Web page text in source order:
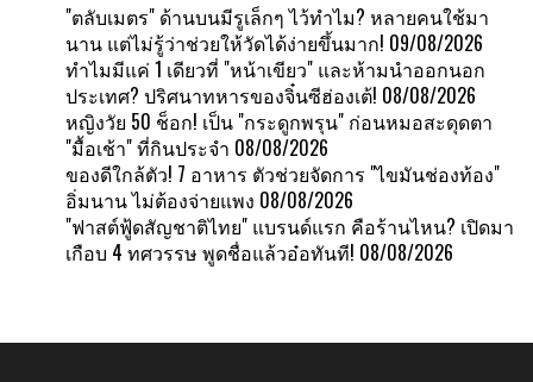
"ตลับเมตร" ด้านบนมีรูเล็กๆ ไว้ทำไม? หลายคนใช้มา
นาน แต่ไม่รู้ว่าช่วยให้วัดได้ง่ายขึ้นมาก! 09/08/2026
ทำไมมีแค่ 1 เดียวที่ "หน้าเขียว" และห้ามนำออกนอก
ประเทศ? ปริศนาทหารของจิ๋นซีฮ่องเต้! 08/08/2026
หญิงวัย 50 ช็อก! เป็น "กระดูกพรุน" ก่อนหมอสะดุดตา
"มื้อเช้า" ที่กินประจำ 08/08/2026
ของดีใกล้ตัว! 7 อาหาร ตัวช่วยจัดการ "ไขมันช่องท้อง"
อิ่มนาน ไม่ต้องจ่ายแพง 08/08/2026
"ฟาสต์ฟู้ดสัญชาติไทย" แบรนด์แรก คือร้านไหน? เปิดมา
เกือบ 4 ทศวรรษ พูดชื่อแล้วอ๋อทันที! 08/08/2026